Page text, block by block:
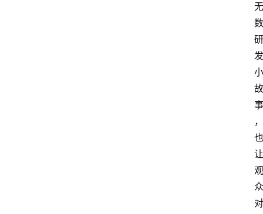
无
数
研
发
小
故
事
，
也
让
观
众
对